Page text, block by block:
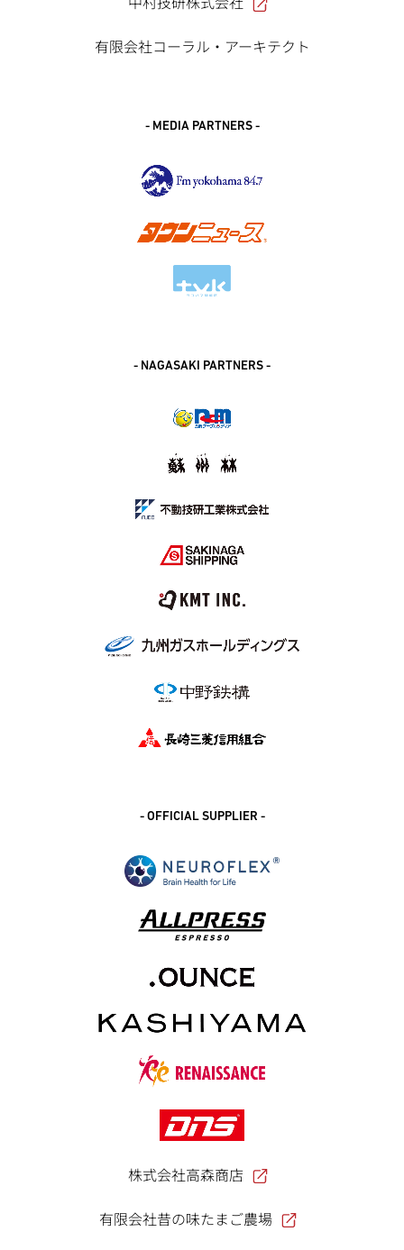
有限会社コーラル・アーキテクト
- MEDIA PARTNERS -
- NAGASAKI PARTNERS -
- OFFICIAL SUPPLIER -
株式会社高森商店
有限会社昔の味たまご農場